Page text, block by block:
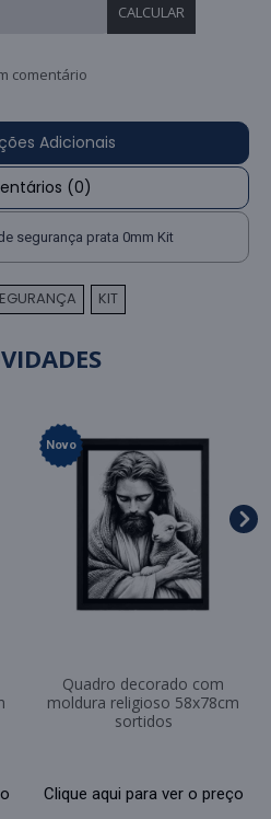
CALCULAR
comentário
Adicionais
(0)
segurança prata 0mm Kit
KIT
Novo
Quadro decorado com
moldura religioso 58x78cm
sortidos
Clique aqui para ver o preço